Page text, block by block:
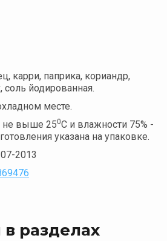
карри, паприка, кориандр,
соль йодированная.
месте.
не выше 250С и влажности 75% -
указана на упаковке.
2013
разделах